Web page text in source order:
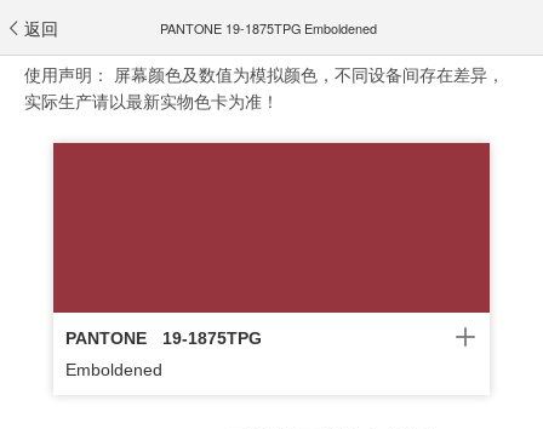
返回 PANTONE 19-1875TPG Emboldened
使用声明： 屏幕颜色及数值为模拟颜色，不同设备间存在差异，
实际生产请以最新实物色卡为准！
PANTONE
19-1875TPG
Emboldened